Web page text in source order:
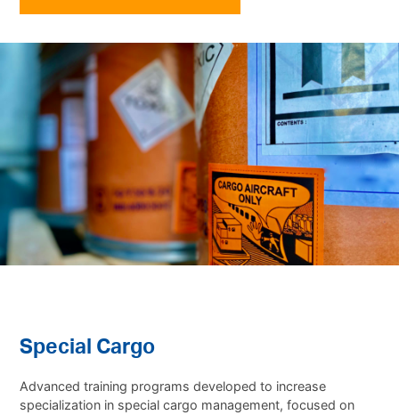
Special Cargo
Advanced training programs developed to increase
specialization in special cargo management, focused on